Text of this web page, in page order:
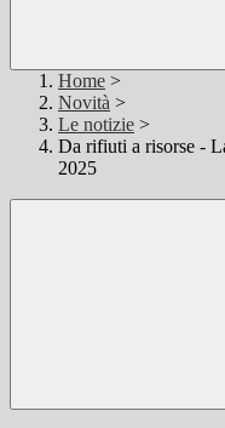
Home >
Novità >
Le notizie >
Da rifiuti a risorse -
2025